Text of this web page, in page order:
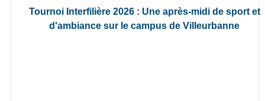
Tournoi Interfilière 2026 : Une après-midi de sport et
d'ambiance sur le campus de Villeurbanne